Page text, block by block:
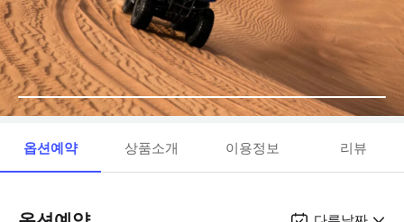
옵션예약 상품소개 이용정보 리뷰